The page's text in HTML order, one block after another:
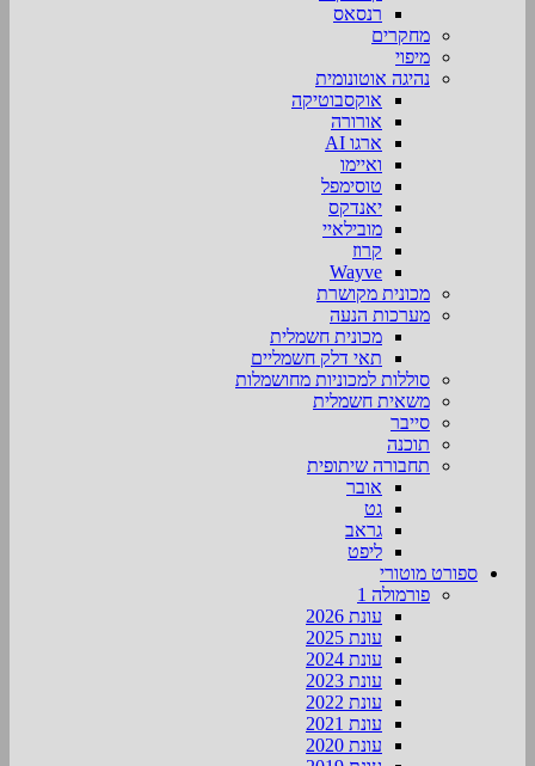
רנסאס
מחקרים
מיפוי
נהיגה אוטונומית
אוקסבוטיקה
אורורה
ארגו AI
ואיימו
טוסימפל
יאנדקס
מובילאיי
קרוז
Wayve
מכונית מקושרת
מערכות הנעה
מכונית חשמלית
תאי דלק חשמליים
סוללות למכוניות מחושמלות
משאית חשמלית
סייבר
תוכנה
תחבורה שיתופית
אובר
גט
גראב
ליפט
ספורט מוטורי
פורמולה 1
עונת 2026
עונת 2025
עונת 2024
עונת 2023
עונת 2022
עונת 2021
עונת 2020